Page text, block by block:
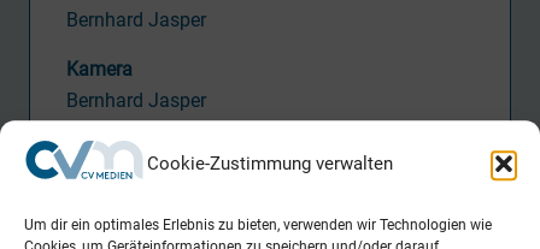
Cookie-Zustimmung verwalten
Um dir ein optimales Erlebnis zu bieten, verwenden wir Technologien wie
Bernhard Jasper
Kamera
Bernhard Jasper
Tätigkeit CVM
Postproduction Supervisor
Produktion